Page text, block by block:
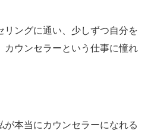
リングに通い、少しずつ自分を
カウンセラーという仕事に憧れ
が本当にカウンセラーになれる